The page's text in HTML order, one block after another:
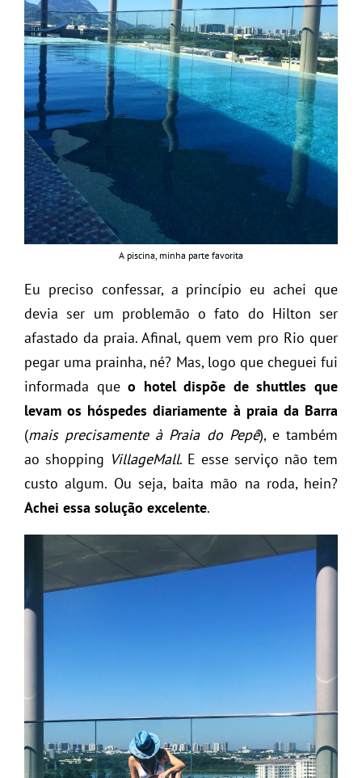
A piscina, minha parte favorita
Eu preciso confessar, a princípio eu achei que
devia ser um problemão o fato do Hilton ser
afastado da praia. Afinal, quem vem pro Rio quer
pegar uma prainha, né? Mas, logo que cheguei fui
informada queo hotel dispõe de shuttles que
levam os hóspedes diariamente à praia da Barra
(mais precisamente à Praia do Pepê), e também
ao shopping VillageMall. E esse serviço não tem
custo algum. Ou seja, baita mão na roda, hein?
Achei essa solução excelente.